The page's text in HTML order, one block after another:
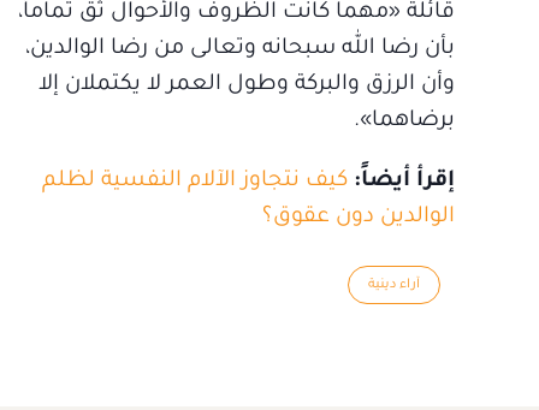
قائلة «مهما كانت الظروف والأحوال ثق تماماً،
بأن رضا الله سبحانه وتعالى من رضا الوالدين،
وأن الرزق والبركة وطول العمر لا يكتملان إلا
برضاهما».
إقرأ أيضاً: كيف نتجاوز الآلام النفسية لظلم
الوالدين دون عقوق؟
آراء دينية